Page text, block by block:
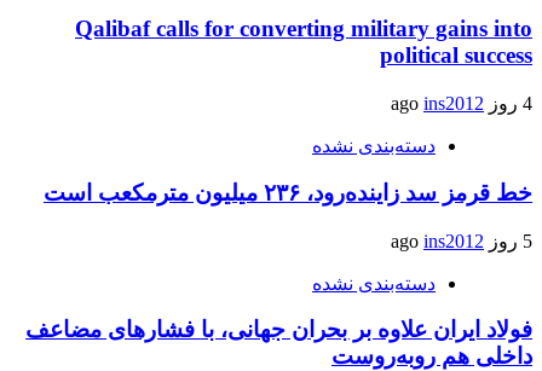
Qalibaf calls for converting military gains into
political success
4 روز ago ins2012
دسته‌بندی نشده
خط قرمز سد زاینده‌رود، ۲۳۶ میلیون مترمکعب است
5 روز ago ins2012
دسته‌بندی نشده
فولاد ایران علاوه بر بحران جهانی، با فشارهای مضاعف
داخلی هم روبه‌روست